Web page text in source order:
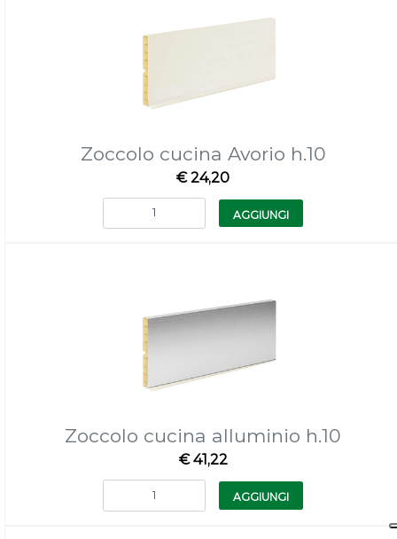
Zoccolo cucina Avorio h.10
€ 24,20
Quantità
AGGIUNGI
Zoccolo cucina alluminio h.10
€ 41,22
Quantità
AGGIUNGI